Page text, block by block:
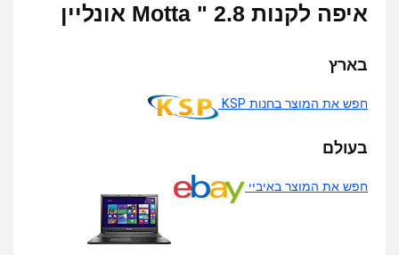
איפה לקנות 2.8 " Motta אונליין
בארץ
חפש את המוצר בחנות KSP
בעולם
חפש את המוצר באיביי